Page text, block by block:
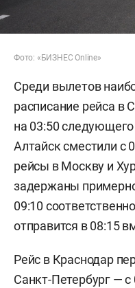
Фото: «БИЗНЕС Online»
Среди вылетов
расписание рейса в
на 03:50
Алтайск сместили с
рейсы в Москву и
задержаны
09:10
отправится в 08:15
Рейс в Краснодар
Санкт-Петербург —